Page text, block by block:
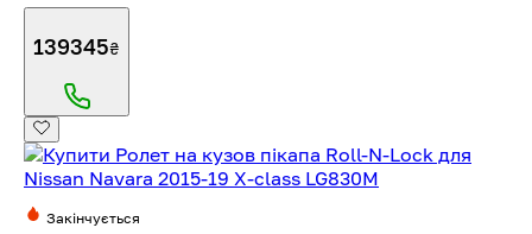
139345₴
Закінчується